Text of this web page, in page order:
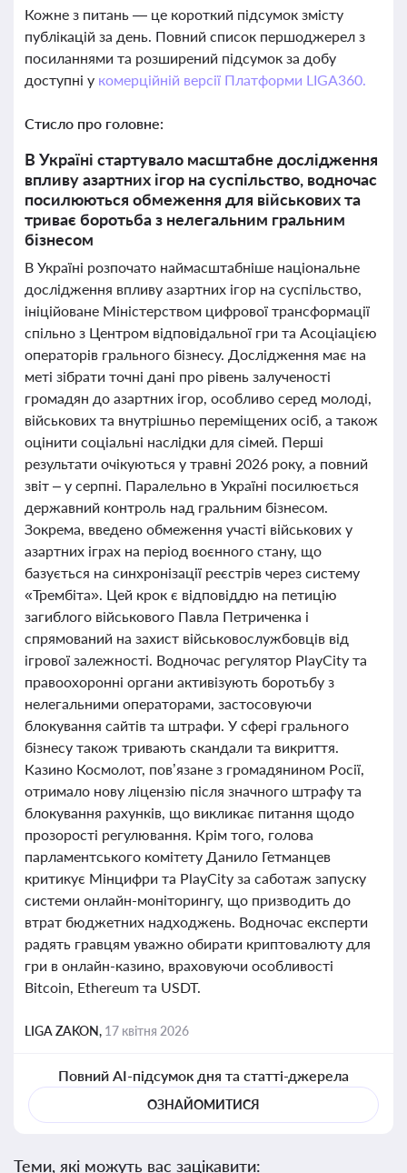
Кожне з питань — це короткий підсумок змісту
публікацій за день. Повний список першоджерел з
посиланнями та розширений підсумок за добу
доступні у комерційній версії Платформи LIGA360.
Стисло про головне:
В Україні стартувало масштабне дослідження
впливу азартних ігор на суспільство, водночас
посилюються обмеження для військових та
триває боротьба з нелегальним гральним
бізнесом
В Україні розпочато наймасштабніше національне
дослідження впливу азартних ігор на суспільство,
ініційоване Міністерством цифрової трансформації
спільно з Центром відповідальної гри та Асоціацією
операторів грального бізнесу. Дослідження має на
меті зібрати точні дані про рівень залученості
громадян до азартних ігор, особливо серед молоді,
військових та внутрішньо переміщених осіб, а також
оцінити соціальні наслідки для сімей. Перші
результати очікуються у травні 2026 року, а повний
звіт – у серпні. Паралельно в Україні посилюється
державний контроль над гральним бізнесом.
Зокрема, введено обмеження участі військових у
азартних іграх на період воєнного стану, що
базується на синхронізації реєстрів через систему
«Трембіта». Цей крок є відповіддю на петицію
загиблого військового Павла Петриченка і
спрямований на захист військовослужбовців від
ігрової залежності. Водночас регулятор PlayCity та
правоохоронні органи активізують боротьбу з
нелегальними операторами, застосовуючи
блокування сайтів та штрафи. У сфері грального
бізнесу також тривають скандали та викриття.
Казино Космолот, пов’язане з громадянином Росії,
отримало нову ліцензію після значного штрафу та
блокування рахунків, що викликає питання щодо
прозорості регулювання. Крім того, голова
парламентського комітету Данило Гетманцев
критикує Мінцифри та PlayCity за саботаж запуску
системи онлайн-моніторингу, що призводить до
втрат бюджетних надходжень. Водночас експерти
радять гравцям уважно обирати криптовалюту для
гри в онлайн-казино, враховуючи особливості
Bitcoin, Ethereum та USDT.
LIGA ZAKON, 17 квітня 2026
Повний AI-підсумок дня та статті-джерела
ОЗНАЙОМИТИСЯ
Теми, які можуть вас зацікавити: